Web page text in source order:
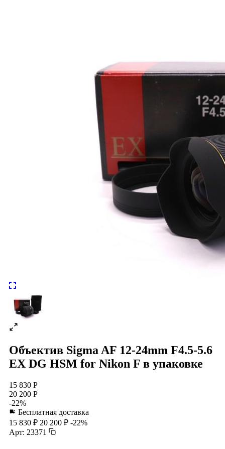
Объектив Sigma AF 12-24mm F4.5-5.6
EX DG HSM for Nikon F в упаковке
15 830 Р
20 200 Р
-22%
Бесплатная доставка
15 830 ₽ 20 200 ₽ -22%
Арт: 23371